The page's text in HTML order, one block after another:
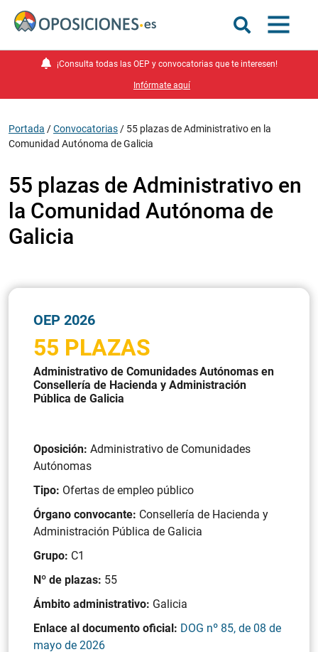
¡Consulta todas las OEP y convocatorias que te interesen!
Infórmate aquí
Portada /Convocatorias / 55 plazas de Administrativo en la
Comunidad Autónoma de Galicia
55 plazas de Administrativo en
la Comunidad Autónoma de
Galicia
OEP 2026
55 PLAZAS
Administrativo de Comunidades Autónomas en
Consellería de Hacienda y Administración
Pública de Galicia
Oposición: Administrativo de Comunidades
Autónomas
Tipo: Ofertas de empleo público
Órgano convocante: Consellería de Hacienda y
Administración Pública de Galicia
Grupo: C1
Nº de plazas: 55
Ámbito administrativo: Galicia
Enlace al documento oficial: DOG nº 85, de 08 de
mayo de 2026